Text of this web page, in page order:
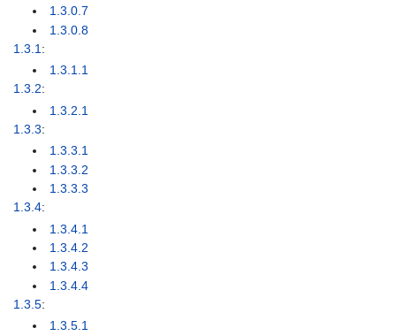
1.3.0.7
1.3.0.8
1.3.1 :
1.3.1.1
1.3.2:
1.3.2.1
1.3.3:
1.3.3.1
1.3.3.2
1.3.3.3
1.3.4:
1.3.4.1
1.3.4.2
1.3.4.3
1.3.4.4
1.3.5:
1.3.5.1